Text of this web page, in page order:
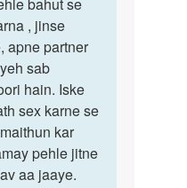
bahut se
, jinse
apne partner
sab
hain. Iske
sex karne se
kar
pehle jitne
aa jaaye.